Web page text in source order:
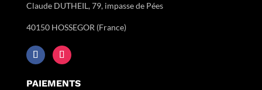
Claude DUTHEIL, 79, impasse de Pées
40150 HOSSEGOR (France)
PAIEMENTS